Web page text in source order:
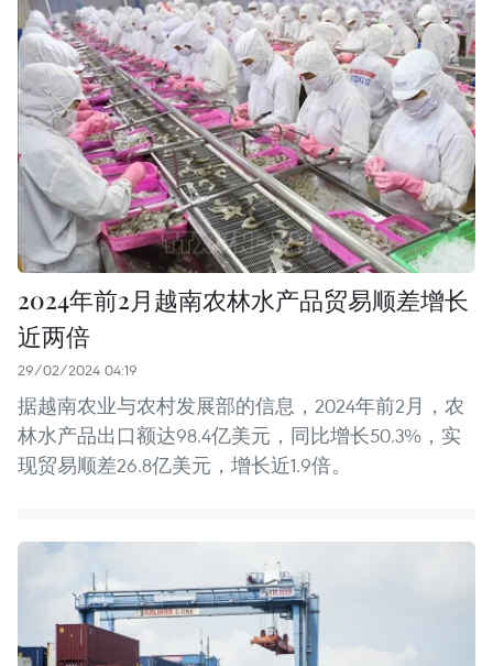
2024年前2月越南农林水产品贸易顺差增长
近两倍
29/02/2024 04:19
据越南农业与农村发展部的信息，2024年前2月，农
林水产品出口额达98.4亿美元，同比增长50.3%，实
现贸易顺差26.8亿美元，增长近1.9倍。